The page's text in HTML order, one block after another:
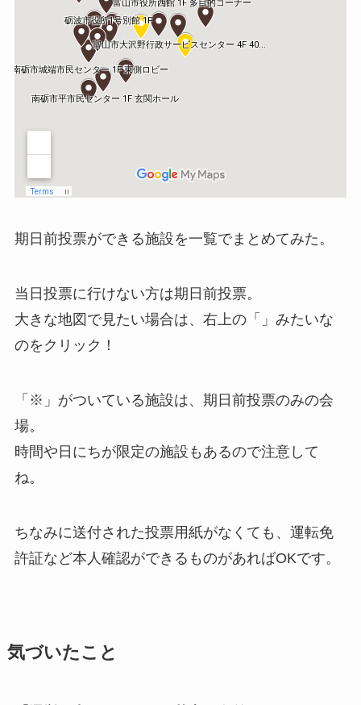
期日前投票ができる施設を一覧でまとめてみた。
当日投票に行けない方は期日前投票。
大きな地図で見たい場合は、右上の「」みたいな
のをクリック！
「※」がついている施設は、期日前投票のみの会
場。
時間や日にちが限定の施設もあるので注意して
ね。
ちなみに送付された投票用紙がなくても、運転免
許証など本人確認ができるものがあればOKです。
気づいたこと